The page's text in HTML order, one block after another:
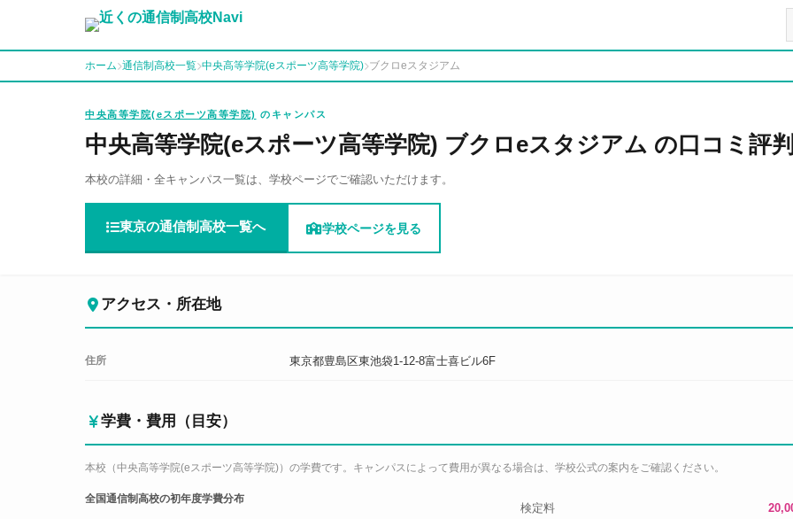
ホーム 通信制高校一覧 中央高等学院(eスポーツ高等学院) ブクロeスタジアム
中央高等学院(eスポーツ高等学院) のキャンパス
中央高等学院(eスポーツ高等学院) ブクロeスタジアム の口コミ評
本校の詳細・全キャンパス一覧は、学校ページでご確認いただけます。
東京の通信制高校一覧へ 学校ページを見る
アクセス・所在地
住所 東京都豊島区東池袋1-12-8富士喜ビル6F
学費・費用（目安）
本校（中央高等学院(eスポーツ高等学院)）の学費です。キャンパスによって費用が異なる場合は、学校公式の案内をご確認ください。
全国通信制高校の初年度学費分布
検定料